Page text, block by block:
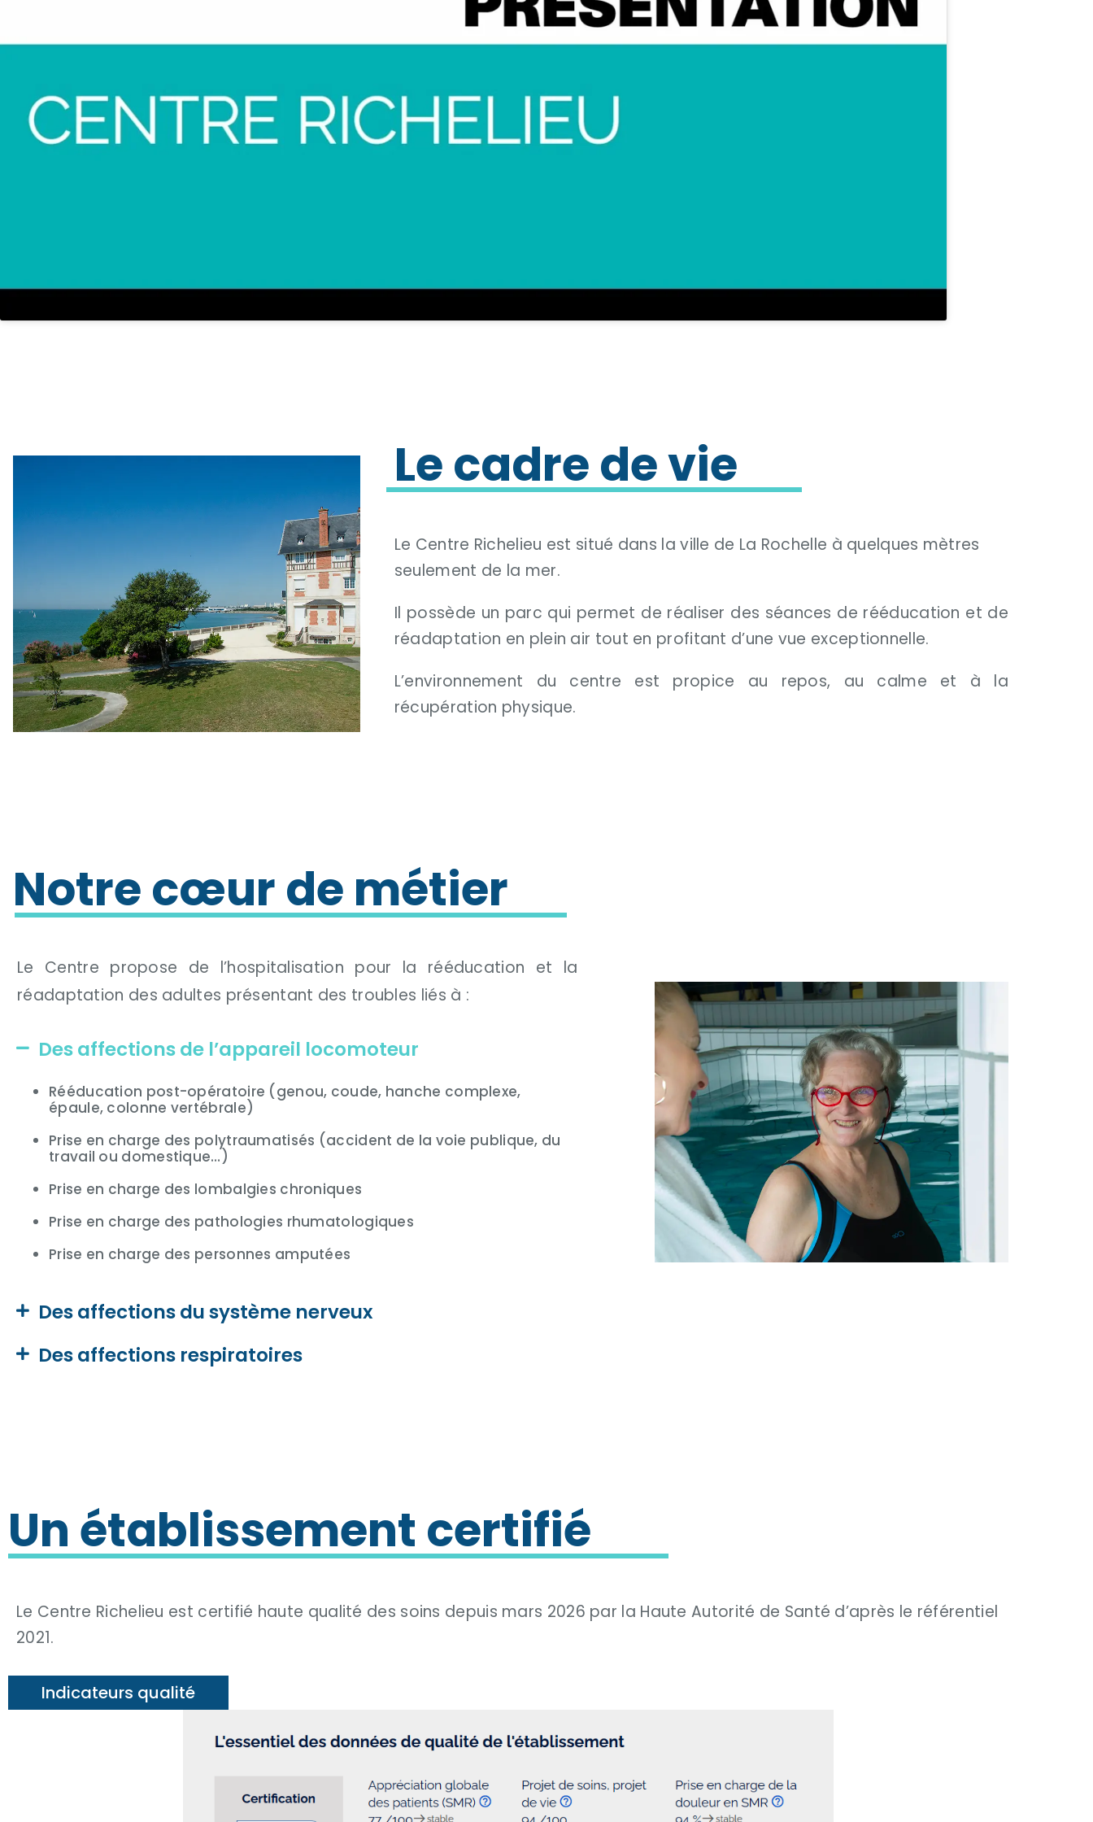
Le cadre de vie
Le Centre Richelieu est situé dans la ville de La Rochelle à quelques mètres
seulement de la mer.
Il possède un parc qui permet de réaliser des séances de rééducation et de
réadaptation en plein air tout en profitant d’une vue exceptionnelle.
L’environnement du centre est propice au repos, au calme et à la
récupération physique.
Notre cœur de métier
Le Centre propose de l’hospitalisation pour la rééducation et la
réadaptation des adultes présentant des troubles liés à :
Des affections de l’appareil locomoteur
Rééducation post-opératoire (genou, coude, hanche complexe,
épaule, colonne vertébrale)
Prise en charge des polytraumatisés (accident de la voie publique, du
travail ou domestique…)
Prise en charge des lombalgies chroniques
Prise en charge des pathologies rhumatologiques
Prise en charge des personnes amputées
Des affections du système nerveux
Des affections respiratoires
Un établissement certifié
Le Centre Richelieu est certifié haute qualité des soins depuis mars 2026 par la Haute Autorité de Santé d’après le référentiel
2021.
Indicateurs qualité